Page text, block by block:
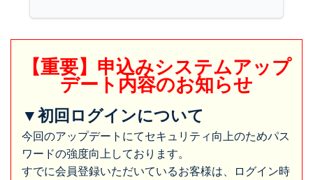
【重要】申込みシステムアップ
デート内容のお知らせ
▼初回ログインについて
今回のアップデートにてセキュリティ向上のためパス
ワードの強度向上しております。
すでに会員登録いただいているお客様は、ログイン時